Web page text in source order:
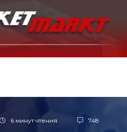
6 минут чтения 748